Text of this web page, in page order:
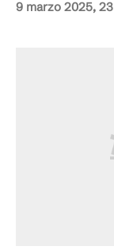
9 marzo 2025,